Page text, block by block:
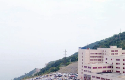
RESMİ İLAN
Haber Arşivi